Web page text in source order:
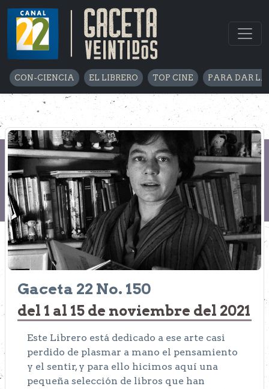
CON-CIENCIA EL LIBRERO TOP CINE PARA DAR
Gaceta 22 No. 150
del 1 al 15 de noviembre del 2021
Este Librero está dedicado a ese arte casi
perdido de plasmar a mano el pensamiento
y el sentir, y para ello hicimos aquí una
pequeña selección de libros que han